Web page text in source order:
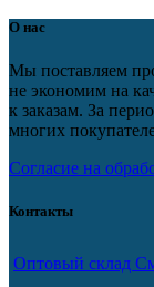
О нас
Мы поставляем
не экономим на
к заказам. За
многих
Согласие на
Контакты
Оптовый склад